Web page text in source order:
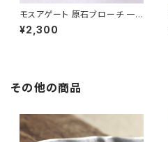
モスアゲート 原石ブローチ 一
点もの 鉱物 天然石 ハンドメイ
ド アクセサリー パワーストーン
¥2,300
その他の商品